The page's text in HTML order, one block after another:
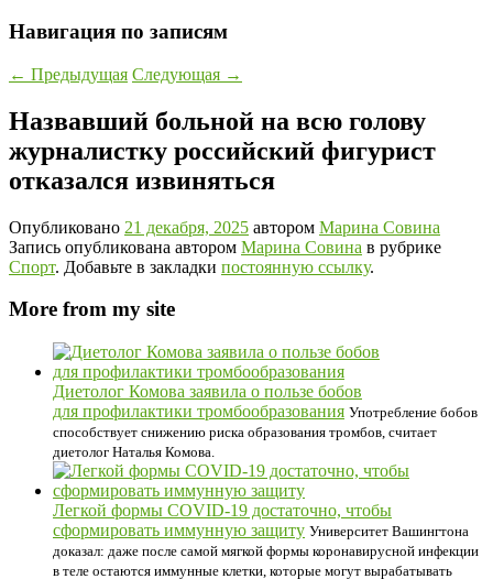
Навигация по записям
← Предыдущая Следующая →
Назвавший больной на всю голову
журналистку российский фигурист
отказался извиняться
Опубликовано 21 декабря, 2025 автором Марина Совина
Запись опубликована автором Марина Совина в рубрике
Спорт. Добавьте в закладки постоянную ссылку.
More from my site
Диетолог Комова заявила о пользе бобов
для профилактики тромбообразования Употребление бобов
способствует снижению риска образования тромбов, считает
диетолог Наталья Комова.
Легкой формы COVID-19 достаточно, чтобы
сформировать иммунную защиту Университет Вашингтона
доказал: даже после самой мягкой формы коронавирусной инфекции
в теле остаются иммунные клетки, которые могут вырабатывать